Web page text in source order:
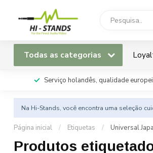
Todas as categorias
Serviço holandês, qualidade
Na Hi-Stands, você encontra uma seleção
Página inicial / Etiquetas / Universal
Produtos